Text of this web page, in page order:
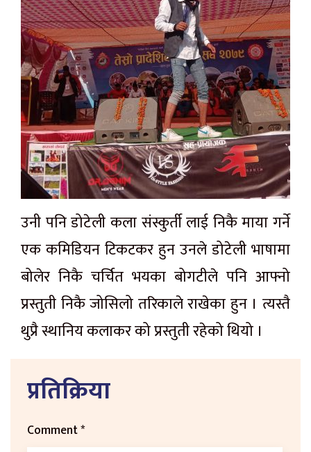
उनी पनि डोटेली कला संस्कुर्ती लाई निकै माया गर्ने
एक कमिडियन टिकटकर हुन उनले डोटेली भाषामा
बोलेर निकै चर्चित भयका बोगटीले पनि आफ्नो
प्रस्तुती निकै जोसिलो तरिकाले राखेका हुन । त्यस्तै
थुप्रै स्थानिय कलाकर को प्रस्तुती रहेको थियो ।
प्रतिक्रिया
Comment*